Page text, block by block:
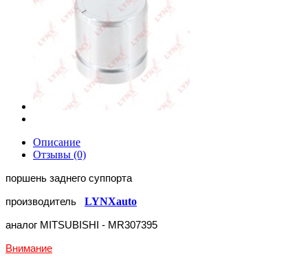
Описание
Отзывы (0)
поршень заднего суппорта
производитель LYNXauto
аналог MITSUBISHI - MR307395
Внимание